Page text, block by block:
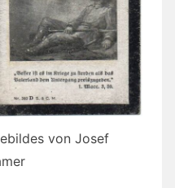
von Josef